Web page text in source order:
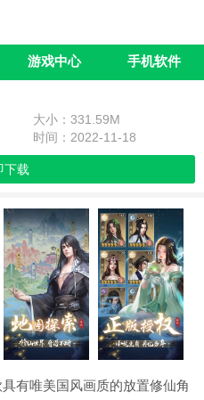
游戏中心 手机软件
大小：331.59M
时间：2022-11-18
下载
有唯美国风画质的放置修仙角